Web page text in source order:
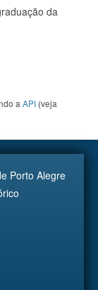
da
a API (veja
Porto Alegre